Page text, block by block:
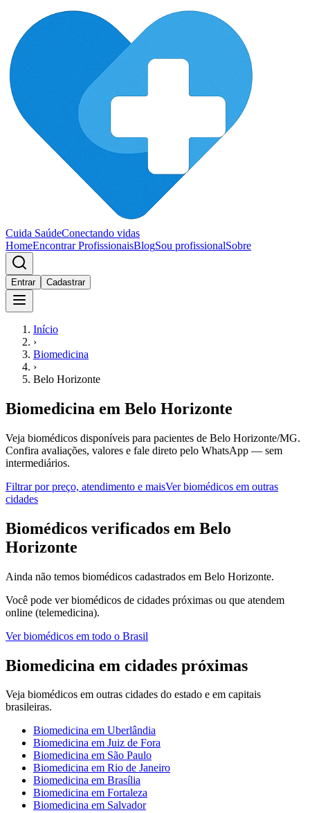
Cuida SaúdeConectando vidas
HomeEncontrar ProfissionaisBlogSou profissionalSobre
Entrar Cadastrar
Início
›
Biomedicina
›
Belo Horizonte
Biomedicina em Belo Horizonte
Veja biomédicos disponíveis para pacientes de Belo Horizonte/MG.
Confira avaliações, valores e fale direto pelo WhatsApp — sem
intermediários.
Filtrar por preço, atendimento e maisVerbiomédicos em outras
cidades
Biomédicos verificados em Belo
Horizonte
Ainda não temos biomédicos cadastrados em Belo Horizonte.
Você pode verbiomédicos de cidades próximas ou que atendem
online (telemedicina).
Verbiomédicos em todo o Brasil
Biomedicina em cidades próximas
Veja biomédicos em outras cidades do estado e em capitais
brasileiras.
Biomedicina em Uberlândia
Biomedicina em Juiz de Fora
Biomedicina em São Paulo
Biomedicina em Rio de Janeiro
Biomedicina em Brasília
Biomedicina em Fortaleza
Biomedicina em Salvador